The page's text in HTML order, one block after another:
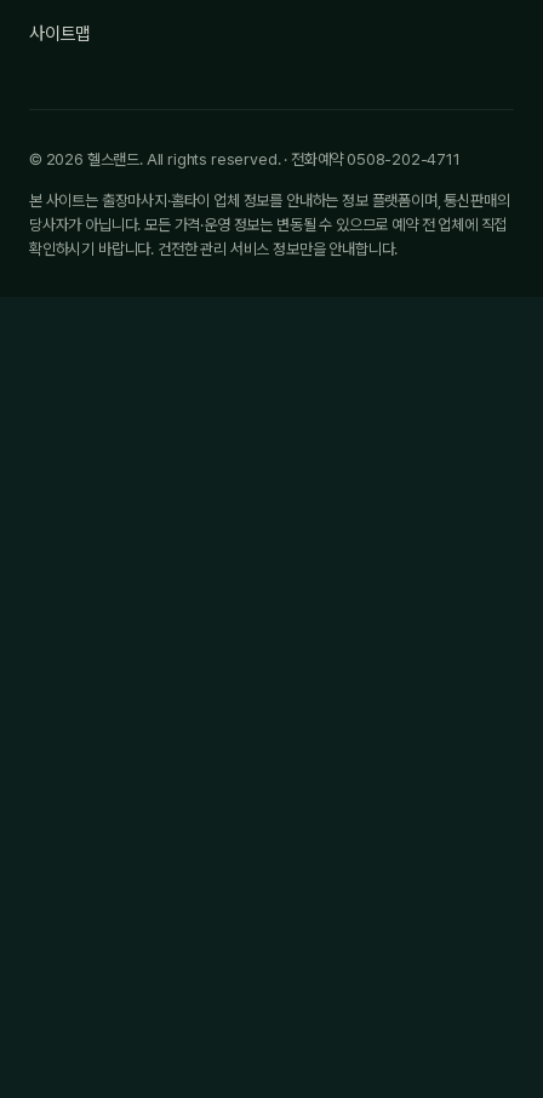
사이트맵
© 2026 헬스랜드. All rights reserved. · 전화예약 0508-202-4711
본 사이트는 출장마사지·홈타이 업체 정보를 안내하는 정보 플랫폼이며, 통신판매의
당사자가 아닙니다. 모든 가격·운영 정보는 변동될 수 있으므로 예약 전 업체에 직접
확인하시기 바랍니다. 건전한 관리 서비스 정보만을 안내합니다.